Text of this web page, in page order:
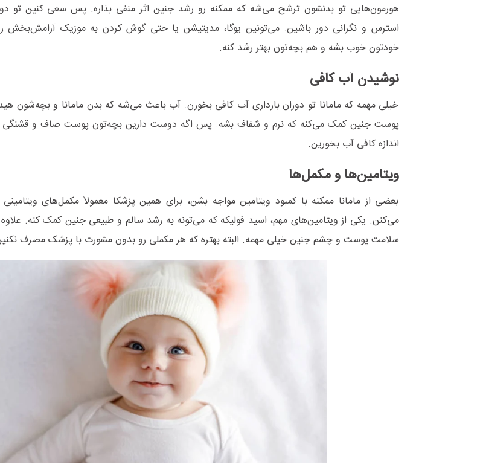
هورمون‌هایی تو بدنشون ترشح می‌شه که ممکنه رو رشد جنین اثر منفی بذاره. پس سعی کنین تو
استرس و نگرانی دور باشین. می‌تونین یوگا، مدیتیشن یا حتی گوش کردن به موزیک آرامش‌بخش
خودتون خوب بشه و هم بچه‌تون بهتر رشد کنه.
نوشیدن آب کافی
خیلی مهمه که مامانا تو دوران بارداری آب کافی بخورن. آب باعث می‌شه که بدن مامانا و بچه‌شون
پوست جنین کمک می‌کنه که نرم و شفاف بشه. پس اگه دوست دارین بچه‌تون پوست صاف و قشنگی
اندازه کافی آب بخورین.
ویتامین‌ها و مکمل‌ها
بعضی از مامانا ممکنه با کمبود ویتامین مواجه بشن، برای همین پزشکا معمولاً مکمل‌های ویتامینی
سلامت پوست و چشم جنین خیلی مهمه. البته بهتره که هر مکملی رو بدون مشورت با پزشک مصرف